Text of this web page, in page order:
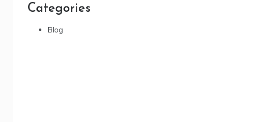
Categories
Blog